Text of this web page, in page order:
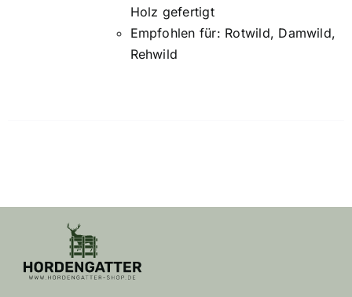
Holz gefertigt
Empfohlen für: Rotwild, Damwild,
Rehwild